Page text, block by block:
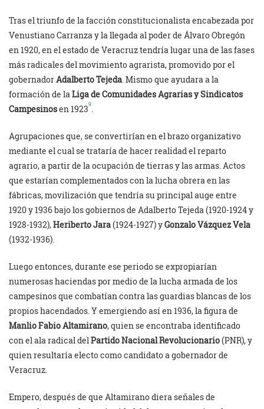
Tras el triunfo de la facción constitucionalista encabezada por
Venustiano Carranza y la llegada al poder de Álvaro Obregón
en 1920, en el estado de Veracruz tendría lugar una de las fases
más radicales del movimiento agrarista, promovido por el
gobernadorAdalberto Tejeda . Mismo que ayudara a la
formación de la Liga de Comunidades Agrarias y Sindicatos
Campesinosen 19239
Agrupaciones que, se convertirían en el brazo organizativo
mediante el cual se trataría de hacer realidad el reparto
agrario, a partir de la ocupación de tierras y las armas. Actos
que estarían complementados con la lucha obrera en las
fábricas, movilización que tendría su principal auge entre
1920 y 1936 bajo los gobiernos de Adalberto Tejeda (1920-1924 y
1928-1932),Heriberto Jara(1924-1927) yGonzalo Vázquez Vela
(1932-1936).
Luego entonces, durante ese periodo se expropiarían
numerosas haciendas por medio de la lucha armada de los
campesinos que combatían contra las guardias blancas de los
propios hacendados. Y emergiendo así en 1936, la figura de
Manlio Fabio Altamirano, quien se encontraba identificado
con el ala radical del Partido Nacional Revolucionario(PNR), y
quien resultaría electo como candidato a gobernador de
Veracruz.
Empero, después de que Altamirano diera señales de